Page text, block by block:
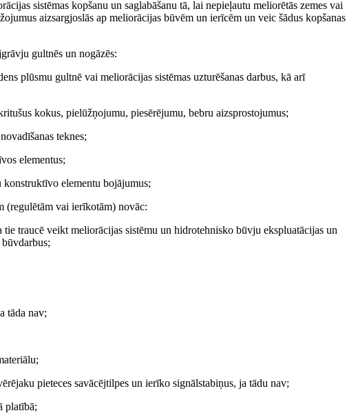
sistēmas kopšanu un saglabāšanu tā, lai nepieļautu meliorētās zemes vai
aizsargjoslās ap meliorācijas būvēm un ierīcēm un veic šādus kopšanas
gultnēs un nogāzēs:
plūsmu gultnē vai meliorācijas sistēmas uzturēšanas darbus, kā arī
kokus, pielūžņojumu, piesērējumu, bebru aizsprostojumus;
teknes;
elementus;
elementu bojājumus;
(regulētām vai ierīkotām) novāc:
traucē veikt meliorācijas sistēmu un hidrotehnisko būvju ekspluatācijas un
tāda nav;
pieteces savācējtilpes un ierīko signālstabiņus, ja tādu nav;
platībā;